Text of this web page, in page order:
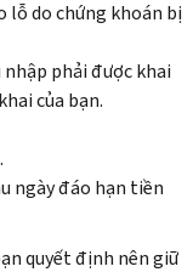
lỗ do chứng khoán bị
phải được khai
của bạn.
ngày đáo hạn tiền
quyết định nên giữ